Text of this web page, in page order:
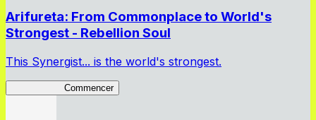
Arifureta: From Commonplace to World's
Strongest - Rebellion Soul
This Synergist... is the world's strongest.
Commencer